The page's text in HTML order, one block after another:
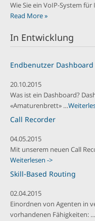
Wie Sie ein VoIP-System
Read More »
In Entwicklung
Endbenutzer Dashboard
20.10.2015
Was ist ein Dashboard?
«Amaturenbrett» …
Call Recorder
04.05.2015
Mit unserem neuen Call
Weiterlesen ->
Skill-Based Routing
02.04.2015
Einordnen von Agenten in
vorhandenen Fähigkeiten: …